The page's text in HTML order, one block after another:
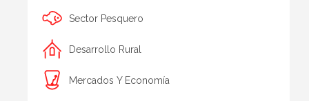
Sector Pesquero
Desarrollo Rural
Mercados Y Economía